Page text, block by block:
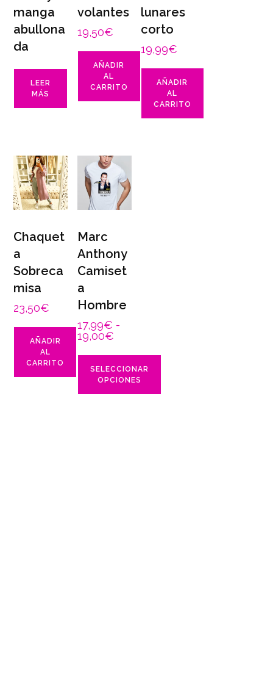
manga
abullona
da
LEER
MÁS
volantes
19,50€
AÑADIR
AL
CARRITO
lunares
corto
19,99€
AÑADIR
AL
CARRITO
Chaquet
a
Sobreca
misa
23,50€
AÑADIR
AL
CARRITO
Marc
Anthony
Camiset
a
Hombre
17,99€ -
19,00€
SELECCIONAR
OPCIONES